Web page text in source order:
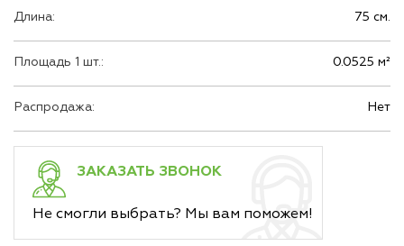
Длина: 75 см.
Площадь 1 шт.: 0.0525 м²
Распродажа: Нет
ЗАКАЗАТЬ ЗВОНОК
Не смогли выбрать? Мы вам поможем!